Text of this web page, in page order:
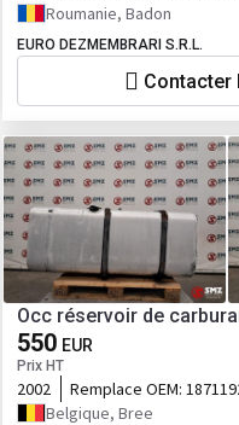
Roumanie, Badon
EURO DEZMEMBRARI S.R.L.
Contacter
Occ réservoir de
550 EUR
Prix HT
2002 Remplace OEM:
Belgique, Bree